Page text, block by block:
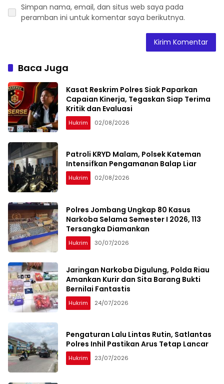
Simpan nama, email, dan situs web saya pada
peramban ini untuk komentar saya berikutnya.
Baca Juga
Kasat Reskrim Polres Siak Paparkan
Capaian Kinerja, Tegaskan Siap Terima
Kritik dan Evaluasi
Hukrim 02/08/2026
Patroli KRYD Malam, Polsek Kateman
Intensifkan Pengamanan Balap Liar
Hukrim 02/08/2026
Polres Jombang Ungkap 80 Kasus
Narkoba Selama Semester I 2026, 113
Tersangka Diamankan
Hukrim 30/07/2026
Jaringan Narkoba Digulung, Polda Riau
Amankan Kurir dan Sita Barang Bukti
Bernilai Fantastis
Hukrim 24/07/2026
Pengaturan Lalu Lintas Rutin, Satlantas
Polres Inhil Pastikan Arus Tetap Lancar
Hukrim 23/07/2026